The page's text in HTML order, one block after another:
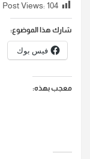
Post Views: 104
شارك هذا الموضوع:
فيس بوك
معجب بهذه: